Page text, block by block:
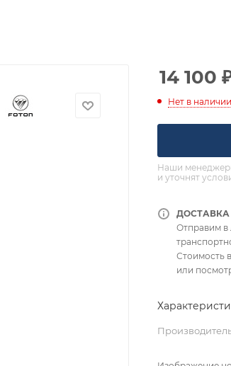
14 100
Нет в наличии
Наши
и уточнят
Отправим в
Стоимость
или